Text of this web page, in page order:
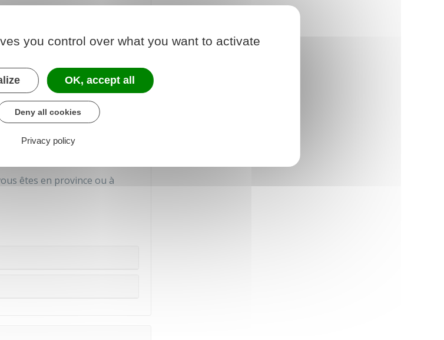
gracieux auprès du maire
qui
pour demander
la mairie unedéclaration
êtes en province ou à
you control over what you want to activate
OK, accept all
Deny all cookies
Privacy policy